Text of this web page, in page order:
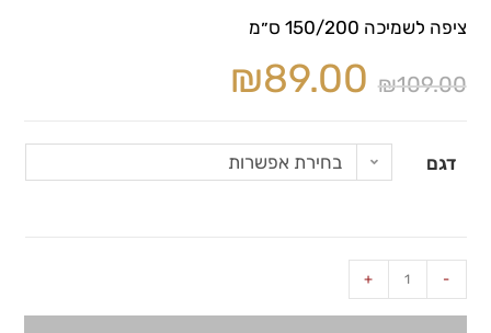
ציפה לשמיכה 150/200 ס״מ
₪109.00
₪89.00
דגם בחירת אפשרות
-
+